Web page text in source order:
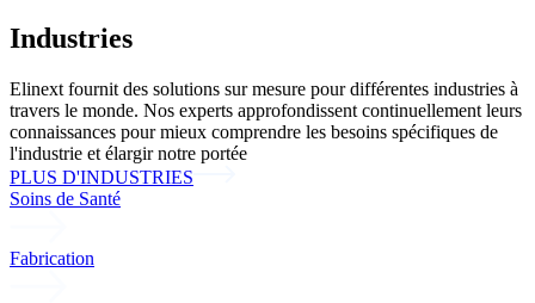
Industries
Elinext fournit des solutions sur mesure pour différentes industries à
travers le monde. Nos experts approfondissent continuellement leurs
connaissances pour mieux comprendre les besoins spécifiques de
l'industrie et élargir notre portée
PLUS D'INDUSTRIES
Soins de Santé
Fabrication